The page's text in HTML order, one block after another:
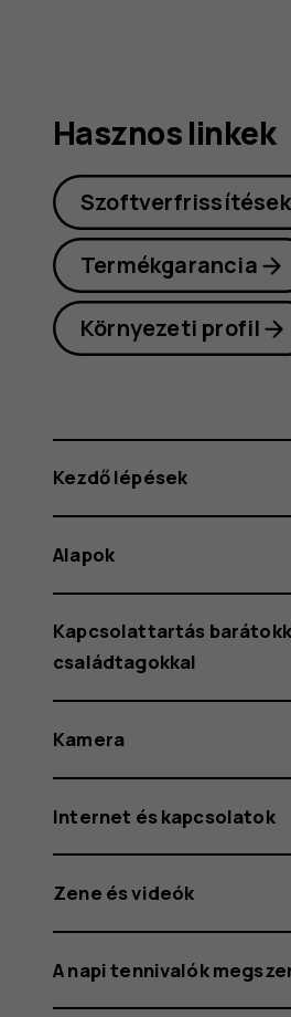
Hasznos linkek
Szoftverfrissítések
Termékgarancia
Környezeti profil
Kezdő lépések
Alapok
Kapcsolattartás
családtagokkal
Kamera
Internet és kapcsolatok
Zene és videók
A napi tennivalók